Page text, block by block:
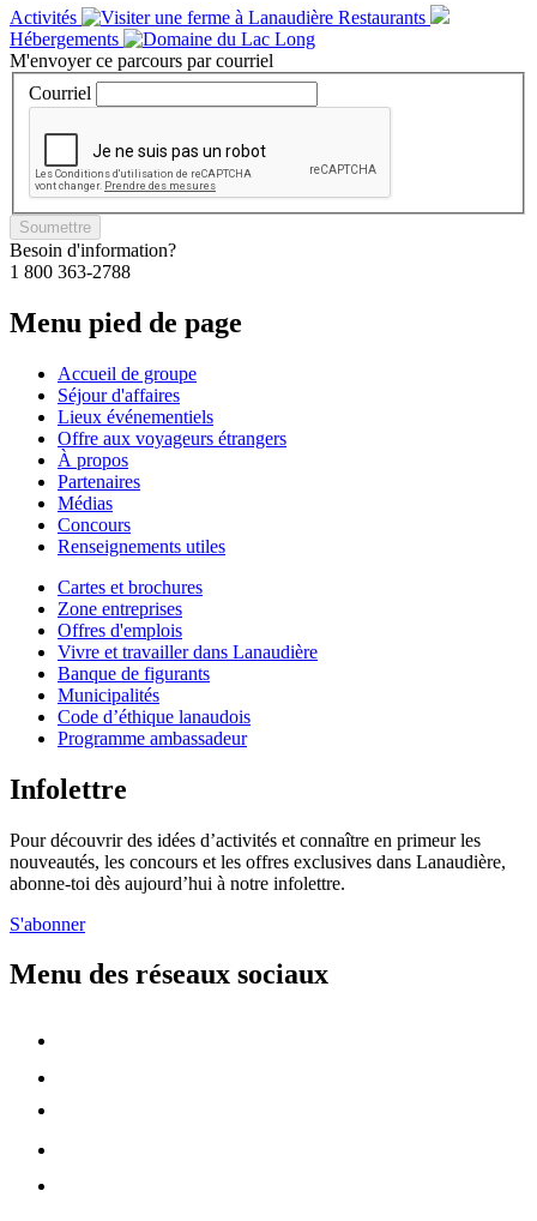
Activités
Restaurants
Hébergements
M'envoyer ce parcours par courriel
Courriel
Soumettre
Besoin d'information?
1 800 363-2788
Menu pied de page
Accueil de groupe
Séjour d'affaires
Lieux événementiels
Offre aux voyageurs étrangers
À propos
Partenaires
Médias
Concours
Renseignements utiles
Cartes et brochures
Zone entreprises
Offres d'emplois
Vivre et travailler dans Lanaudière
Banque de figurants
Municipalités
Code d’éthique lanaudois
Programme ambassadeur
Infolettre
Pour découvrir des idées d’activités et connaître en primeur les
nouveautés, les concours et les offres exclusives dans Lanaudière,
abonne-toi dès aujourd’hui à notre infolettre.
S'abonner
Menu des réseaux sociaux